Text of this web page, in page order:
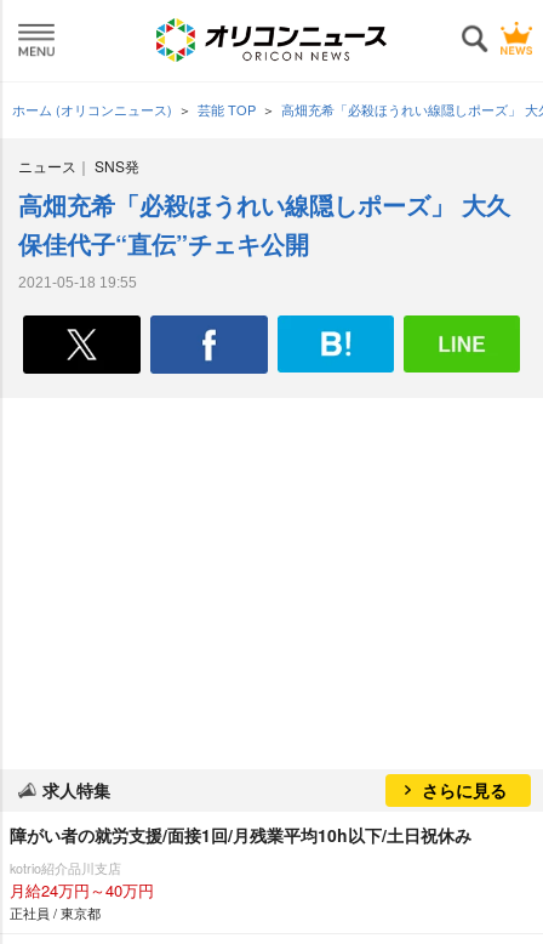
ホーム (オリコンニュース) 芸能 TOP 高畑充希「必殺ほうれい線隠しポーズ」
ニュース SNS発
高畑充希「必殺ほうれい線隠しポーズ」 大久
保佳代子“直伝”チェキ公開
2021-05-18 19:55
求人特集
さらに見る
障がい者の就労支援/面接1回/月残業平均10h以下/土日祝休み
kotrio紹介品川支店
月給24万円～40万円
正社員 / 東京都